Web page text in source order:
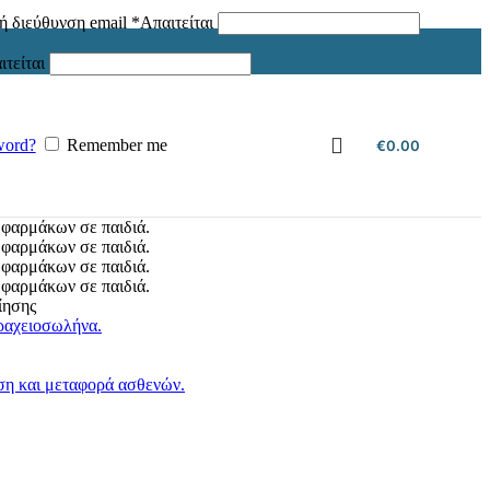
διεύθυνση email *Απαιτείται
Remember me €0.00